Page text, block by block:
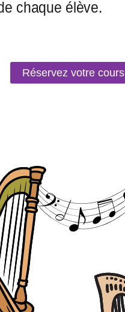
Réservez votre cours